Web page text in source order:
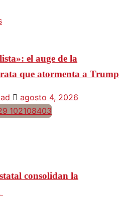
el auge de la
que atormenta a Trump
agosto 4, 2026
consolidan la